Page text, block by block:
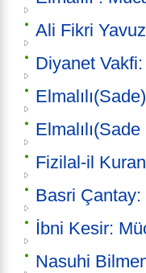
Ali Fikri
Diyanet
Fizilal-il
Basri
İbni Kesir:
Nasuhi